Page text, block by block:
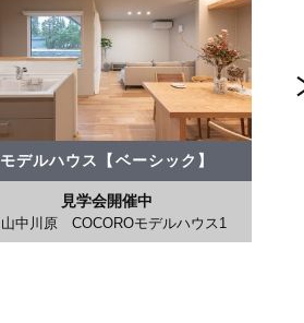
モデルハウス【ベーシック】
見学会開催中
中川原 COCOROモデルハウス1
インナーガレージ】
会開催中
モデルハウス2 高岡赤祖父
見学会開催中